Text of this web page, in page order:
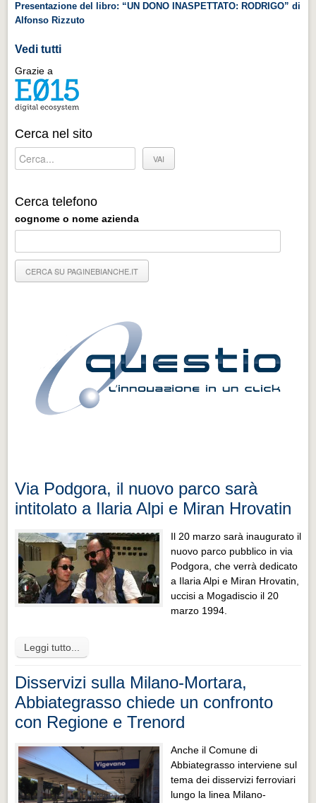
Presentazione del libro: “UN DONO INASPETTATO: RODRIGO” di
Alfonso Rizzuto
Vedi tutti
Grazie a
Cerca nel sito
Cerca telefono
cognome o nome azienda
Via Podgora, il nuovo parco sarà
intitolato a Ilaria Alpi e Miran Hrovatin
Il 20 marzo sarà inaugurato il
nuovo parco pubblico in via
Podgora, che verrà dedicato
a Ilaria Alpi e Miran Hrovatin,
uccisi a Mogadiscio il 20
marzo 1994.
Leggi tutto...
Disservizi sulla Milano-Mortara,
Abbiategrasso chiede un confronto
con Regione e Trenord
Anche il Comune di
Abbiategrasso interviene sul
tema dei disservizi ferroviari
lungo la linea Milano-